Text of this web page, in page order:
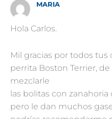
MARIA
Hola Carlos.
Mil gracias por todos tus
perrita Boston Terrier,
mezclarle
las bolitas con zanahoria
pero le dan muchos